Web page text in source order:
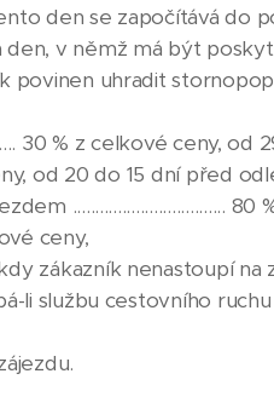
den se započítává do
v němž má být
povinen uhradit
30 % z celkové ceny, od
od 20 do 15 dní před
..................................
ceny,
zákazník nenastoupí na
li službu cestovního